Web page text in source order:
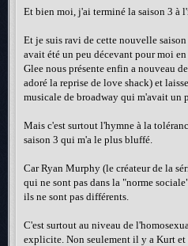
Et bien moi, j'ai terminé la saison 3 à
Et je suis ravi de cette nouvelle
avait été un peu décevant pour moi en
Glee nous présente enfin a nouveau
adoré la reprise de love shack) et
musicale de broadway qui m'avait un
Mais c'est surtout l'hymne à la
saison 3 qui m'a le plus bluffé.
Car Ryan Murphy (le créateur de la
qui ne sont pas dans la "norme
ils ne sont pas différents.
C'est surtout au niveau de
explicite. Non seulement il y a Kurt